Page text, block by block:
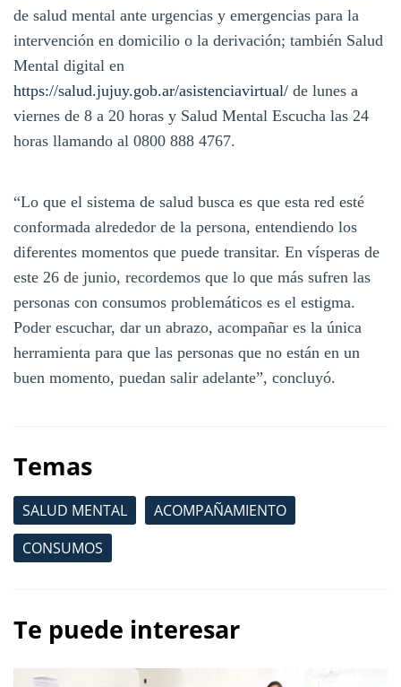
de salud mental ante urgencias y emergencias para la
intervención en domicilio o la derivación; también Salud
Mental digital en
https://salud.jujuy.gob.ar/asistenciavirtual/ de lunes a
viernes de 8 a 20 horas y Salud Mental Escucha las 24
horas llamando al 0800 888 4767.
“Lo que el sistema de salud busca es que esta red esté
conformada alrededor de la persona, entendiendo los
diferentes momentos que puede transitar. En vísperas de
este 26 de junio, recordemos que lo que más sufren las
personas con consumos problemáticos es el estigma.
Poder escuchar, dar un abrazo, acompañar es la única
herramienta para que las personas que no están en un
buen momento, puedan salir adelante”, concluyó.
Temas
SALUD MENTAL
ACOMPAÑAMIENTO
CONSUMOS
Te puede interesar